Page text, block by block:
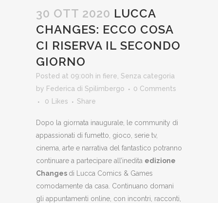
30 OTT 2020 LUCCA
CHANGES: ECCO COSA
CI RISERVA IL SECONDO
GIORNO
Posted at 09:00h in fiere Senza categoria
by Federica di Spilimbergo
0 Comments
0
Likes Share
Dopo la giornata inaugurale, le community di
appassionati di fumetto, gioco, serie tv,
cinema, arte e narrativa del fantastico potranno
continuare a partecipare all’inedita edizione
Changes di Lucca Comics & Games
comodamente da casa. Continuano domani
gli appuntamenti online, con incontri, racconti,